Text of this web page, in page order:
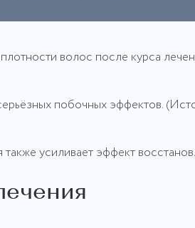
волос после курса
побочных эффектов.
усиливает эффект